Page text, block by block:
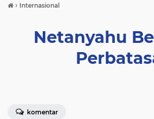
› Internasional
Netanyahu
komentar